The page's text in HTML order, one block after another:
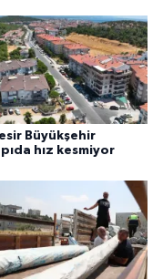
Büyükşehir
hız kesmiyor